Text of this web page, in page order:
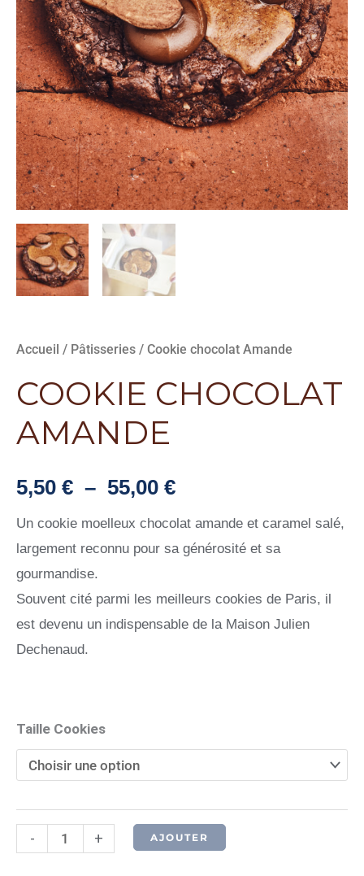
Accueil / Pâtisseries / Cookie chocolat Amande
COOKIE CHOCOLAT
AMANDE
5,50 € – 55,00 €Plage
de
prix :
5,50 €
Un cookie moelleux chocolat amande et caramel salé,
largement reconnu pour sa générosité et sa
gourmandise.
Souvent cité parmi les meilleurs cookies de Paris, il
est devenu un indispensable de la Maison Julien
Dechenaud.
Taille Cookies
-
quantité
+ AJOUTER